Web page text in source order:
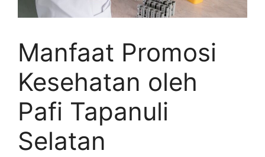
Manfaat Promosi
Kesehatan oleh
Pafi Tapanuli
Selatan